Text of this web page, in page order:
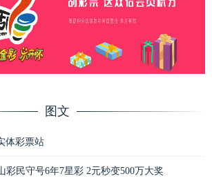
图文
体彩票站
彩民守号6年7星彩 2元秒变500万大奖